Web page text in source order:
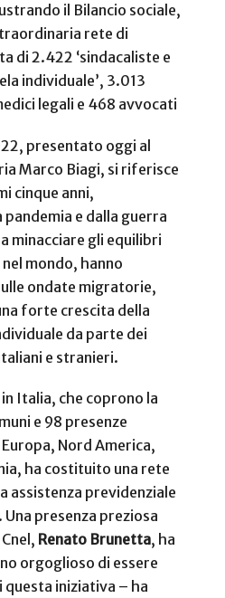
il Bilancio sociale,
rete di
di 2.422 ‘sindacaliste e
individuale’, 3.013
legali e 468 avvocati
presentato oggi al
Marco Biagi, si riferisce
cinque anni,
e dalla guerra
minacciare gli equilibri
mondo, hanno
ondate migratorie,
forte crescita della
da parte dei
e stranieri.
Italia, che coprono la
e 98 presenze
Nord America,
ha costituito una rete
assistenza previdenziale
presenza preziosa
Renato Brunetta, ha
orgoglioso di essere
iniziativa – ha